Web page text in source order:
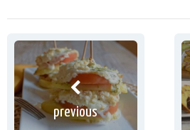
previous